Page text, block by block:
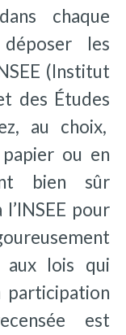
chaque
les
(Institut
des Études
au choix,
ou en
bien sûr
pour
aux lois qui
participation
est